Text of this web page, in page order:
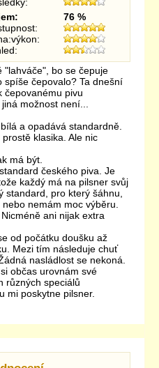
76 %
"lahváče", bo se čepuje
spíše čepovalo? Ta dnešní
čepovanému pivu
možnost není...
a opadává standardně.
klasika. Ale nic
má být.
českého piva. Je
každý má na pilsner svůj
standard, pro který šáhnu,
nemám moc výběru.
ani nijak extra
od počátku doušku až
Mezi tím následuje chuť
nasládlost se nekoná.
občas urovnám své
různých speciálů
mi poskytne pilsner.